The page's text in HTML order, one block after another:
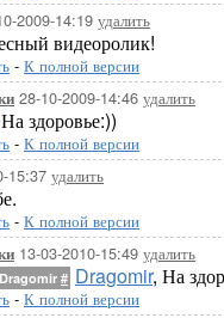
2009-14:19 удалить
видеоролик!
- К полной версии
28-10-2009-14:46 удалить
здоровье:))
- К полной версии
15:37 удалить
- К полной версии
13-03-2010-15:49 удалить
# Dragomir, На
- К полной версии